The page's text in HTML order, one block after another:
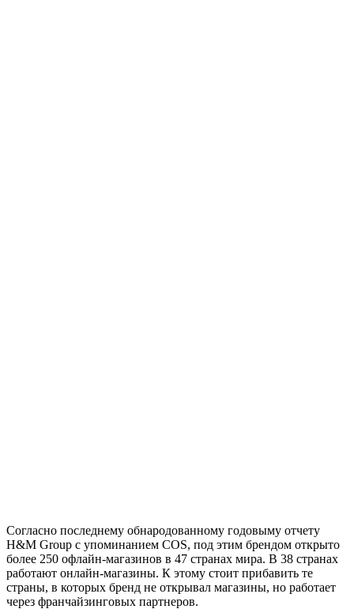
Согласно последнему обнародованному годовыму отчету
H&M Group с упоминанием COS, под этим брендом открыто
более 250 офлайн-магазинов в 47 странах мира. В 38 странах
работают онлайн-магазины. К этому стоит прибавить те
страны, в которых бренд не открывал магазины, но работает
через франчайзинговых партнеров.